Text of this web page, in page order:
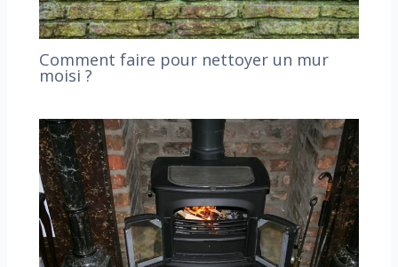
Comment faire pour nettoyer un mur
moisi ?